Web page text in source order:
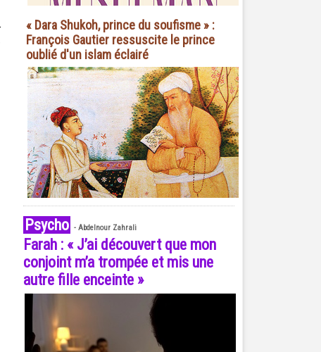
« Dara Shukoh, prince du soufisme » :
François Gautier ressuscite le prince
oublié d'un islam éclairé
Psycho - Abdelnour Zahrali
Farah : « J’ai découvert que mon
conjoint m’a trompée et mis une
autre fille enceinte »